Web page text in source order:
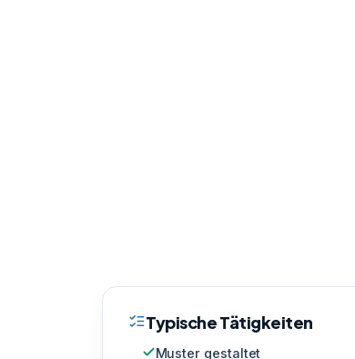
Typische Tätigkeiten
Muster gestaltet